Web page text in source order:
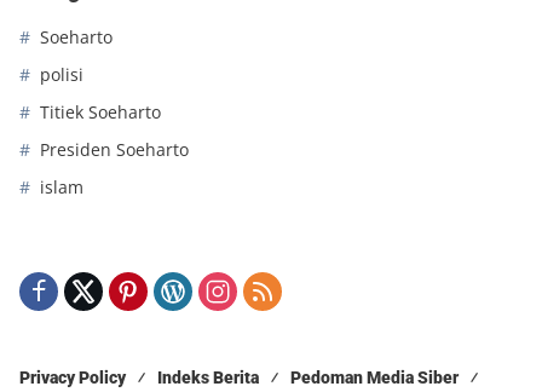
Soeharto
polisi
Titiek Soeharto
Presiden Soeharto
islam
Privacy Policy Indeks Berita Pedoman Media Siber